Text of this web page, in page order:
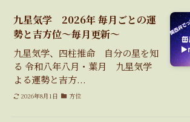
九星気学 2026年 毎月ごとの運
勢と吉方位〜毎月更新〜
九星気学、四柱推命 自分の星を知
る 令和八年八月・葉月 九星気学
よる運勢と吉方...
2026年8月1日 方位